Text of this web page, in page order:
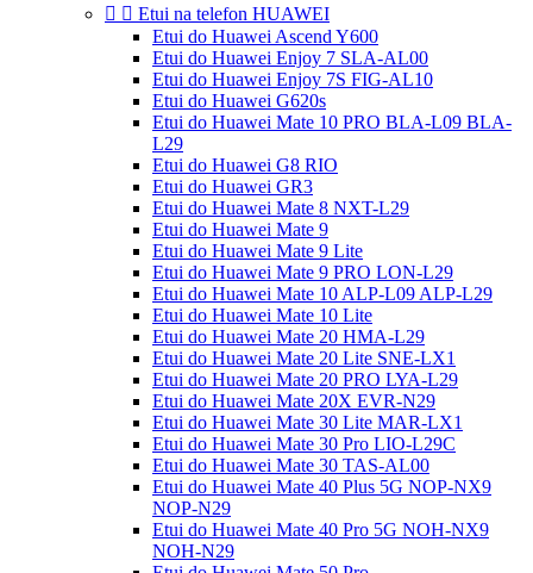
  Etui na telefon HUAWEI
Etui do Huawei Ascend Y600
Etui do Huawei Enjoy 7 SLA-AL00
Etui do Huawei Enjoy 7S FIG-AL10
Etui do Huawei G620s
Etui do Huawei Mate 10 PRO BLA-L09 BLA-
L29
Etui do Huawei G8 RIO
Etui do Huawei GR3
Etui do Huawei Mate 8 NXT-L29
Etui do Huawei Mate 9
Etui do Huawei Mate 9 Lite
Etui do Huawei Mate 9 PRO LON-L29
Etui do Huawei Mate 10 ALP-L09 ALP-L29
Etui do Huawei Mate 10 Lite
Etui do Huawei Mate 20 HMA-L29
Etui do Huawei Mate 20 Lite SNE-LX1
Etui do Huawei Mate 20 PRO LYA-L29
Etui do Huawei Mate 20X EVR-N29
Etui do Huawei Mate 30 Lite MAR-LX1
Etui do Huawei Mate 30 Pro LIO-L29C
Etui do Huawei Mate 30 TAS-AL00
Etui do Huawei Mate 40 Plus 5G NOP-NX9
NOP-N29
Etui do Huawei Mate 40 Pro 5G NOH-NX9
NOH-N29